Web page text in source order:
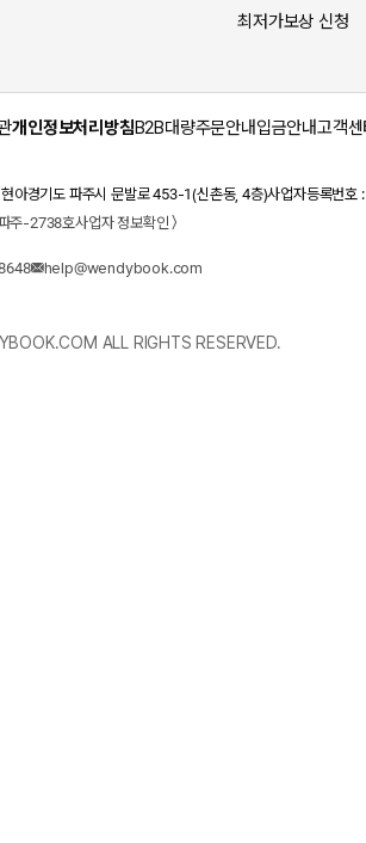
최저가보상 신청
개인정보처리방침B2B대량주문안내입금안내고객
아경기도 파주시 문발로 453-1(신촌동, 4층)사업자등록번
주-2738호사업자 정보확인 〉
help@wendybook.com
ALL RIGHTS RESERVED.